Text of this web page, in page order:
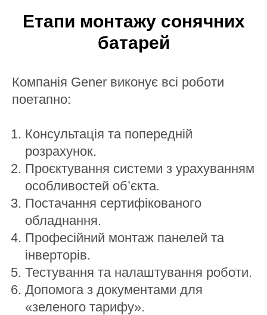
Етапи монтажу сонячних
батарей
Компанія Gener виконує всі роботи
поетапно:
Консультація та попередній
розрахунок.
Проєктування системи з урахуванням
особливостей об’єкта.
Постачання сертифікованого
обладнання.
Професійний монтаж панелей та
інверторів.
Тестування та налаштування роботи.
Допомога з документами для
«зеленого тарифу».